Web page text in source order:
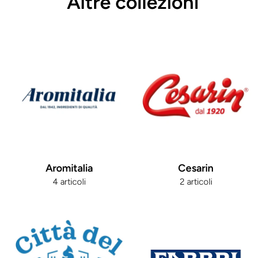
Aromitalia
4 articoli
Cesarin
2 articoli